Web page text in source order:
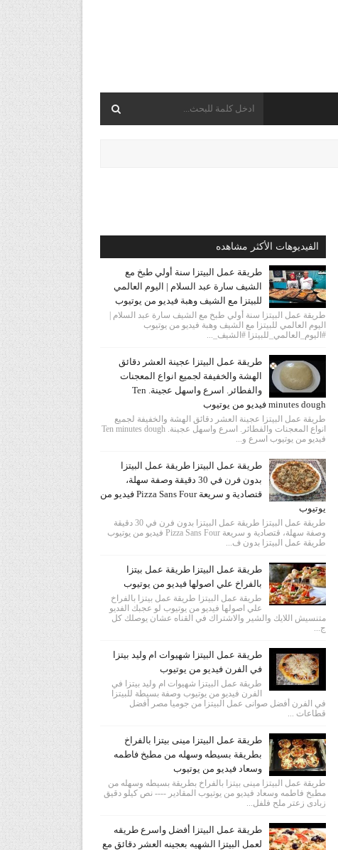
الفيديوهات الأكثر مشاهده
طريقة عمل البيتزا سنة أولي طبخ مع
الشيف سارة عبد السلام | اليوم العالمي
للبيتزا مع الشيف وهبة فيديو من يوتيوب
طريقة عمل البيتزا سنة أولي طبخ مع الشيف سارة عبد السلام |
اليوم العالمي للبيتزا مع الشيف وهبة فيديو من يوتيوب
#اليوم_العالمي_للبيتزا #الشيف_...
طريقة عمل البيتزا عجينة العشر دقائق
الهشة والخفيفة لجميع انواع المعجنات
والفطائر. اسرع واسهل عجينة. Ten
minutes dough فيديو من يوتيوب
طريقة عمل البيتزا عجينة العشر دقائق الهشة والخفيفة لجميع
انواع المعجنات والفطائر. اسرع واسهل عجينة. Ten minutes dough
فيديو من يوتيوب اسرع و...
طريقة عمل البيتزا طريقة عمل البيتزا
بدون فرن في 30 دقيقة وصفة سهلة،
قتصادية و سريعة Pizza Sans Four فيديو من
يوتيوب
طريقة عمل البيتزا طريقة عمل البيتزا بدون فرن في 30 دقيقة
وصفة سهلة، قتصادية و سريعة Pizza Sans Four فيديو من يوتيوب
طريقة عمل البيتزا بدون ف...
طريقة عمل البيتزا طريقة عمل بيتزا
بالفراخ علي اصولها فيديو من يوتيوب
طريقة عمل البيتزا طريقة عمل بيتزا بالفراخ
علي اصولها فيديو من يوتيوب لو عجبك الفديو
متنسيش اللايك والشير والاشتراك في القناه عشان يوصلك كل
ج...
طريقة عمل البيتزا شهيوات ام وليد بيتزا
في الفرن فيديو من يوتيوب
طريقة عمل البيتزا شهيوات ام وليد بيتزا في
الفرن فيديو من يوتيوب وصفة بسيطة للبيتزا
في الفرن أفضل صوانى عمل البيتزا من جوميا مصر أفضل
قطاعات ...
طريقة عمل البيتزا مينى بيتزا بالفراخ
بطريقة بسيطه وسهله من مطبخ فاطمه
وسعاد فيديو من يوتيوب
طريقة عمل البيتزا مينى بيتزا بالفراخ بطريقة بسيطه وسهله من
مطبخ فاطمه وسعاد فيديو من يوتيوب المقادير ---- نص كيلو دقيق
زبادى زعتر ملح فلفل...
طريقة عمل البيتزا أفضل واسرع طريقه
لعمل البيتزا الشهيه بعجينه العشر دقائق مع